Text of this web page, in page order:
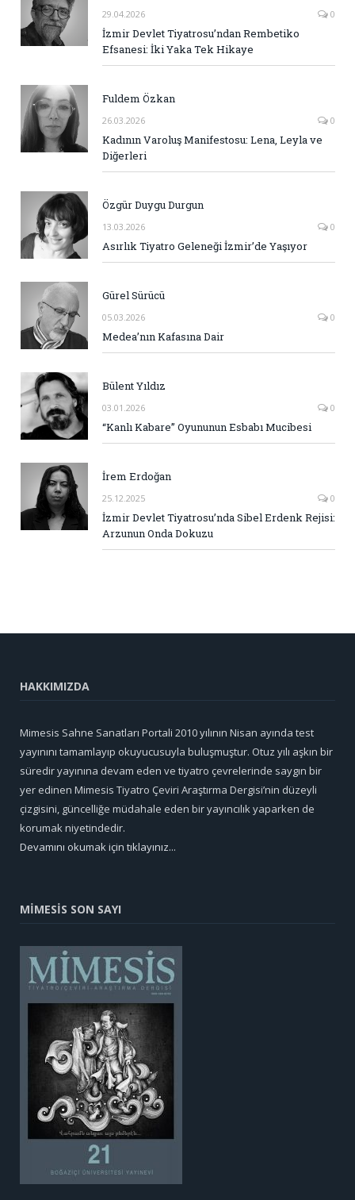
29.04.2026 0
İzmir Devlet Tiyatrosu’ndan Rembetiko
Efsanesi: İki Yaka Tek Hikaye
Fuldem Özkan
26.03.2026 0
Kadının Varoluş Manifestosu: Lena, Leyla ve
Diğerleri
Özgür Duygu Durgun
13.03.2026 0
Asırlık Tiyatro Geleneği İzmir’de Yaşıyor
Gürel Sürücü
05.03.2026 0
Medea’nın Kafasına Dair
Bülent Yıldız
03.01.2026 0
“Kanlı Kabare” Oyununun Esbabı Mucibesi
İrem Erdoğan
25.12.2025 0
İzmir Devlet Tiyatrosu’nda Sibel Erdenk Rejisi:
Arzunun Onda Dokuzu
HAKKIMIZDA
Mimesis Sahne Sanatları Portali 2010 yılının Nisan ayında test
yayınını tamamlayıp okuyucusuyla buluşmuştur. Otuz yılı aşkın bir
süredir yayınına devam eden ve tiyatro çevrelerinde saygın bir
yer edinen Mimesis Tiyatro Çeviri Araştırma Dergisi’nin düzeyli
çizgisini, güncelliğe müdahale eden bir yayıncılık yaparken de
korumak niyetindedir.
Devamını okumak için tıklayınız...
MİMESİS SON SAYI